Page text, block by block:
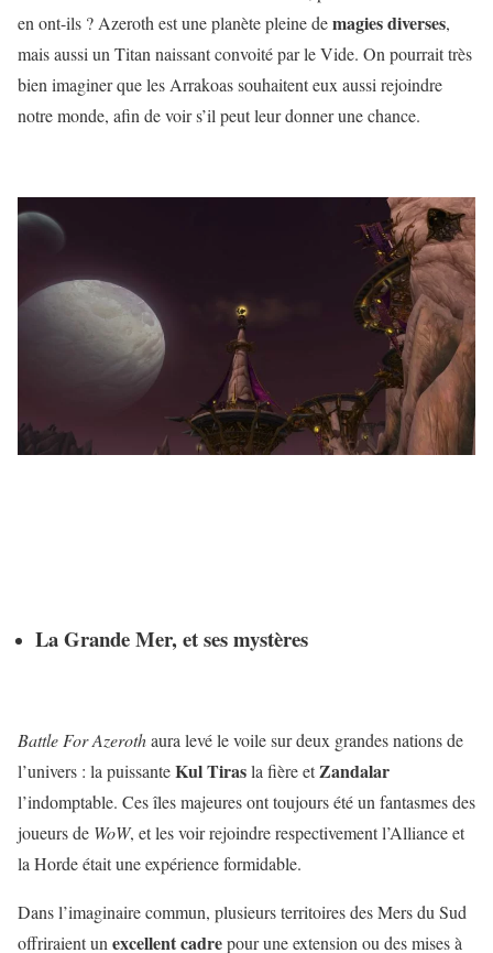
en ont-ils ? Azeroth est une planète pleine demagiesdiverses,
mais aussi un Titan naissant convoité par le Vide. On pourrait très
bien imaginer que les Arrakoas souhaitent eux aussi rejoindre
notre monde, afin de voir s’il peut leur donner une chance.
La Grande Mer, et ses mystères
Battle For Azerothaura levé le voile sur deux grandes nations de
l’univers : la puissanteKul Tirasla fière etZandalar
l’indomptable. Ces îles majeures ont toujours été un fantasmes des
joueurs de WoW, et les voir rejoindre respectivement l’Alliance et
la Horde était une expérience formidable.
Dans l’imaginaire commun, plusieurs territoires des Mers du Sud
offriraient unexcellentcadrepour une extension ou des mises à